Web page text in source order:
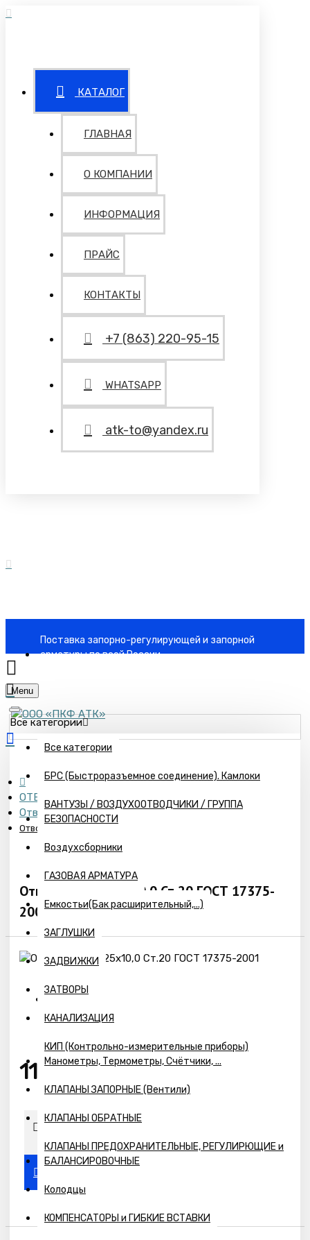
КАТАЛОГ
ГЛАВНАЯ
О КОМПАНИИ
ИНФОРМАЦИЯ
ПРАЙС
КОНТАКТЫ
+7 (863) 220-95-15
WHATSAPP
atk-to@yandex.ru
Поставка запорно-регулирующей и запорной
арматуры по всей России
Menu
Все категории
Все категории
БРС (Быстроразъемное соединение). Камлоки
ВАНТУЗЫ / ВОЗДУХООТВОДЧИКИ / ГРУППА
БЕЗОПАСНОСТИ
Воздухсборники
ГАЗОВАЯ АРМАТУРА
Емкостьи(Бак расширительный,...)
ЗАГЛУШКИ
ЗАДВИЖКИ
ЗАТВОРЫ
КАНАЛИЗАЦИЯ
КИП (Контрольно-измерительные приборы)
Манометры, Термометры, Счётчики, ...
КЛАПАНЫ ЗАПОРНЫЕ (Вентили)
КЛАПАНЫ ОБРАТНЫЕ
КЛАПАНЫ ПРЕДОХРАНИТЕЛЬНЫЕ, РЕГУЛИРЮЩИЕ и
БАЛАНСИРОВОЧНЫЕ
Колодцы
КОМПЕНСАТОРЫ и ГИБКИЕ ВСТАВКИ
ОТВОДЫ СТАЛЬНЫЕ
Отводы Исп.-2 (15°, 30°, 45°, 60°, 180°)
Отвод 45°-2-325х10,0 Ст.20 ГОСТ 17375-2001
Отвод 45°-2-325х10,0 Ст.20 ГОСТ 17375-
2001
Наличие:
11003р.